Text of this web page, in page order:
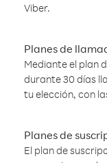
Viber.
Planes de
Mediante el plan
durante 30 días
tu elección, con
Planes de
El plan de